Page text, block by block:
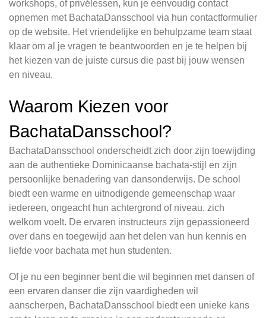
workshops, of privélessen, kun je eenvoudig contact
opnemen met BachataDansschool via hun contactformulier
op de website. Het vriendelijke en behulpzame team staat
klaar om al je vragen te beantwoorden en je te helpen bij
het kiezen van de juiste cursus die past bij jouw wensen
en niveau.
Waarom Kiezen voor
BachataDansschool?
BachataDansschool onderscheidt zich door zijn toewijding
aan de authentieke Dominicaanse bachata-stijl en zijn
persoonlijke benadering van dansonderwijs. De school
biedt een warme en uitnodigende gemeenschap waar
iedereen, ongeacht hun achtergrond of niveau, zich
welkom voelt. De ervaren instructeurs zijn gepassioneerd
over dans en toegewijd aan het delen van hun kennis en
liefde voor bachata met hun studenten.
Of je nu een beginner bent die wil beginnen met dansen of
een ervaren danser die zijn vaardigheden wil
aanscherpen, BachataDansschool biedt een unieke kans